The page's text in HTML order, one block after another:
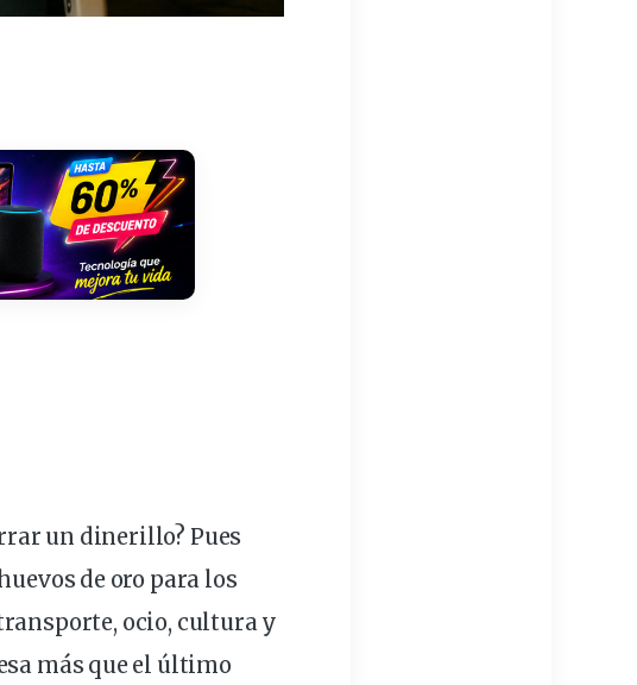
un dinerillo? Pues
de oro para los
, ocio, cultura y
más que el último